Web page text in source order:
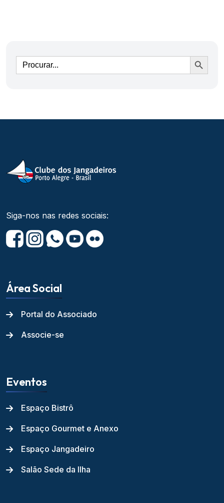
Ir
Siga-nos nas redes sociais:
Área Social
Portal do Associado
Associe-se
Eventos
Espaço Bistrô
Espaço Gourmet e Anexo
Espaço Jangadeiro
Salão Sede da Ilha